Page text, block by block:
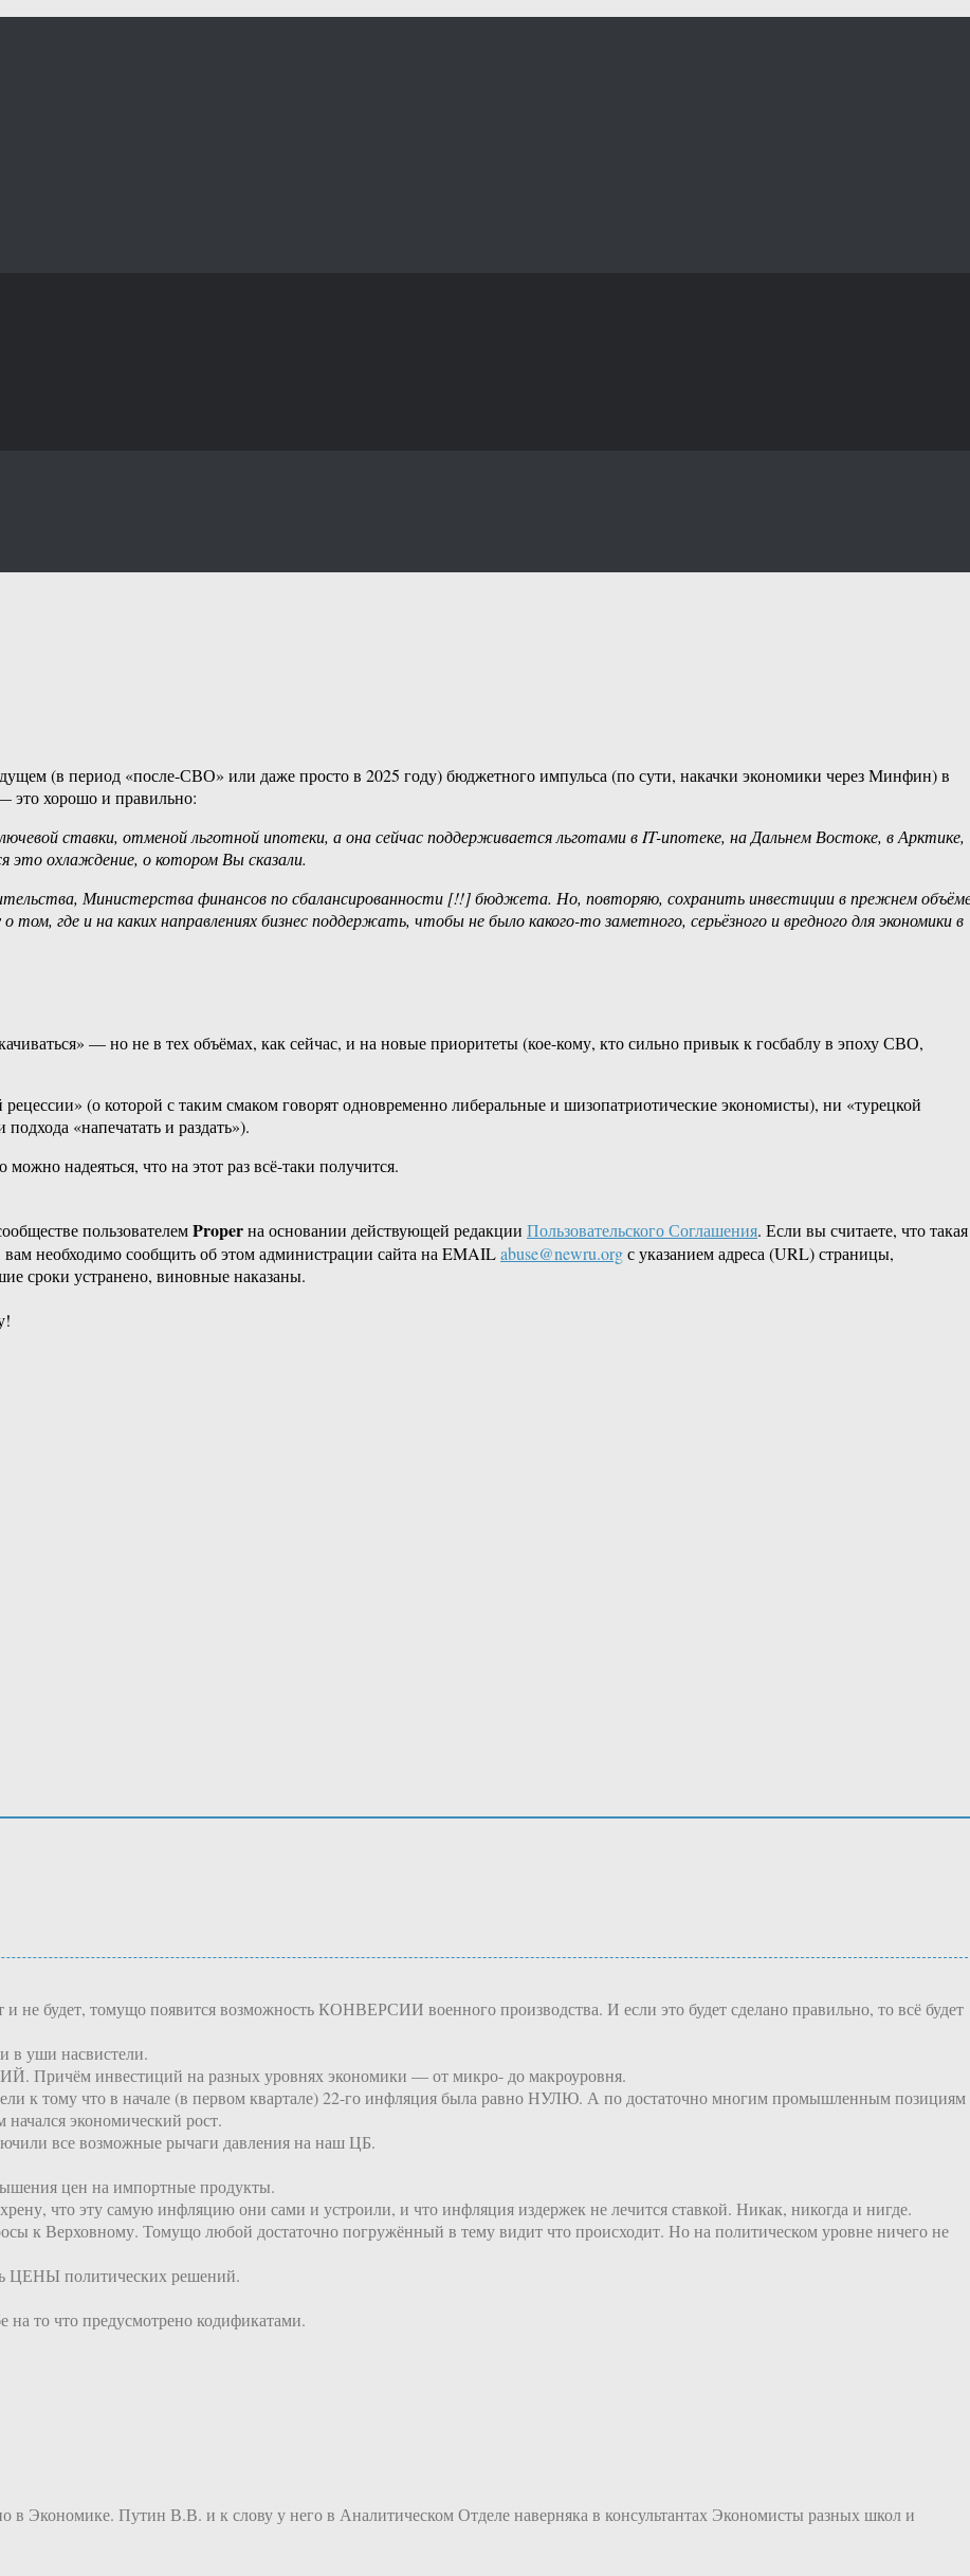
(в период «после-СВО» или даже просто в 2025 году) бюджетного импульса (по сути, накачки экономики через Минфин) в
хорошо и правильно:
ставки, отменой льготной ипотеки, а она сейчас поддерживается льготами в IT-ипотеке, на Дальнем Востоке, в Арктике,
это охлаждение, о котором Вы сказали.
Министерства финансов по сбалансированности [!!] бюджета. Но, повторяю, сохранить инвестиции в прежнем
где и на каких направлениях бизнес поддержать, чтобы не было какого-то заметного, серьёзного и вредного для экономики в
— но не в тех объёмах, как сейчас, и на новые приоритеты (кое-кому, кто сильно привык к госбаблу в эпоху СВО,
(о которой с таким смаком говорят одновременно либеральные и шизопатриотические экономисты), ни «турецкой
«напечатать и раздать»).
надеяться, что на этот раз всё-таки получится.
пользователемProperна основании действующей редакции Пользовательского Соглашения. Если вы считаете, что такая
необходимо сообщить об этом администрации сайта на EMAILabuse@newru.orgс указанием адреса (URL) страницы,
сроки устранено, виновные наказаны.
будет, томущо появится возможность КОНВЕРСИИ военного производства. И если это будет сделано правильно, то всё будет
в уши насвистели.
инвестиций на разных уровнях экономики — от микро- до макроуровня.
к тому что в начале (в первом квартале) 22-го инфляция была равно НУЛЮ. А по достаточно многим промышленным позициям
экономический рост.
все возможные рычаги давления на наш ЦБ.
цен на импортные продукты.
что эту самую инфляцию они сами и устроили, и что инфляция издержек не лечится ставкой. Никак, никогда и нигде.
к Верховному. Томущо любой достаточно погружённый в тему видит что происходит. Но на политическом уровне ничего не
ЦЕНЫ политических решений.
на то что предусмотрено кодификатами.
Экономике. Путин В.В. и к слову у него в Аналитическом Отделе наверняка в консультантах Экономисты разных школ и